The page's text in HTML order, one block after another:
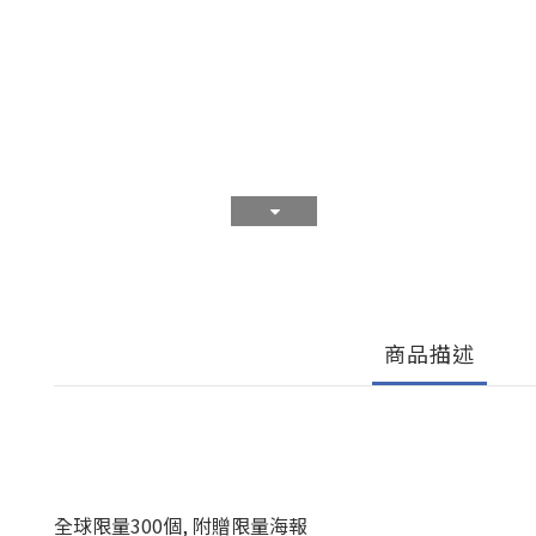
商品描述
全球限量300個, 附贈限量海報